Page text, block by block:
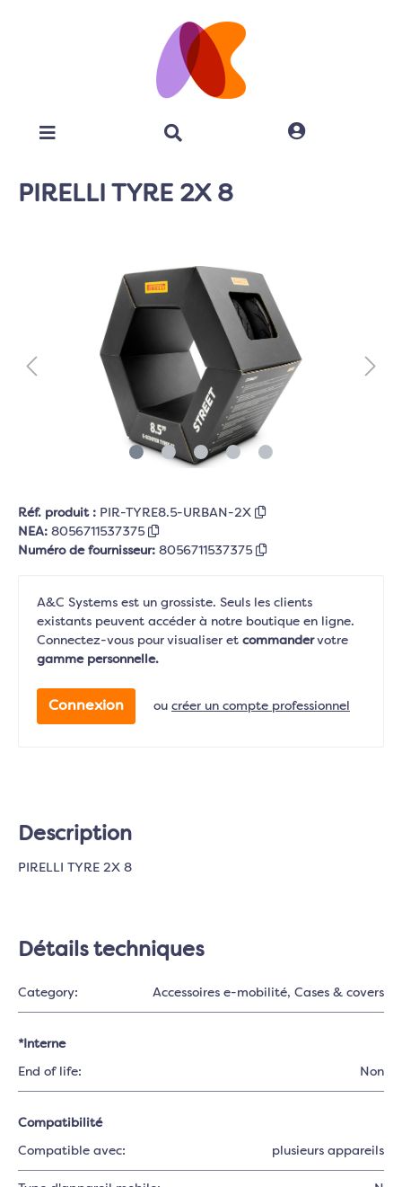
PIRELLI TYRE 2X 8
Réf. produit : PIR-TYRE8.5-URBAN-2X
NEA: 8056711537375
Numéro de fournisseur: 8056711537375
A&C Systems est un grossiste. Seuls les clients
existants peuvent accéder à notre boutique en ligne.
Connectez-vous pour visualiser et commandervotre
gamme personnelle.
Connexion ou créer un compte professionnel
Description
PIRELLI TYRE 2X 8
Détails techniques
Category: Accessoires e-mobilité, Cases & covers
*Interne
End of life: Non
Compatibilité
Compatible avec: plusieurs appareils